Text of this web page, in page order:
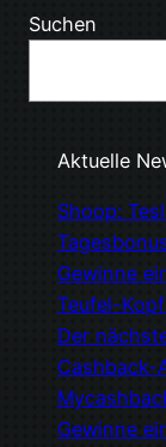
Suchen
Aktuelle
Shoop:
Gewinne
Teufel-
Der
Cashback-
Gewinne